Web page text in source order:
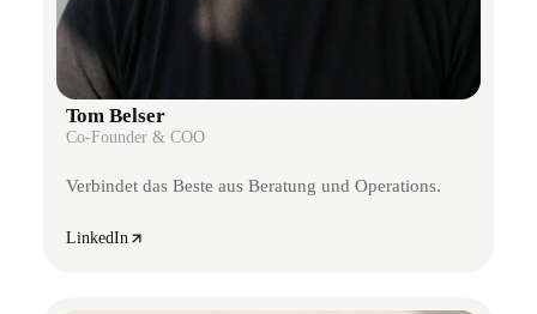
Tom Belser
Co-Founder & COO
Verbindet das Beste aus Beratung und Operations.
LinkedIn